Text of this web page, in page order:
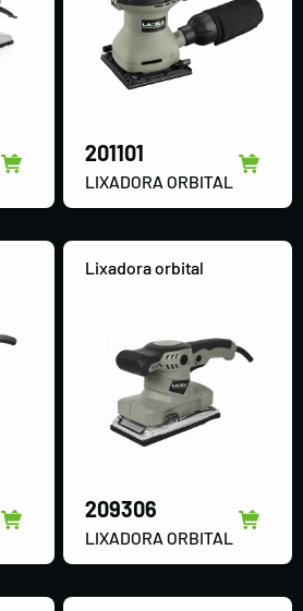
201101
LIXADORA ORBITAL
Lixadora orbital
209306
LIXADORA ORBITAL